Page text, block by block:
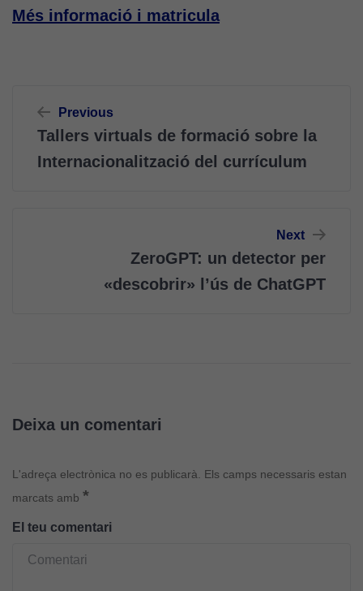
Més informació i matricula
d'entrades
Previous
Tallers virtuals de formació sobre la
Internacionalització del currículum
Next
ZeroGPT: un detector per
«descobrir» l’ús de ChatGPT
Deixa un comentari
L'adreça electrònica no es publicarà.
Els camps necessaris estan
marcats amb *
El teu comentari